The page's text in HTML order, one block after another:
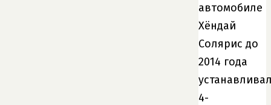
автомобиле
Хёндай
Солярис до
2014 года
4-